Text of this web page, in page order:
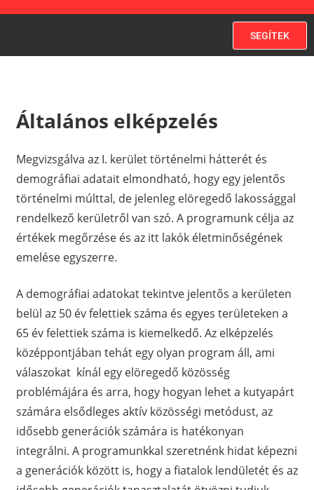
SEGÍTEK
Általános elképzelés
Megvizsgálva az I. kerület történelmi hátterét és
demográfiai adatait elmondható, hogy egy jelentős
történelmi múlttal, de jelenleg elöregedő lakossággal
rendelkező kerületről van szó. A programunk célja az
értékek megőrzése és az itt lakók életminőségének
emelése egyszerre.
A demográfiai adatokat tekintve jelentős a kerületen
belül az 50 év felettiek száma és egyes területeken a
65 év felettiek száma is kiemelkedő. Az elképzelés
középpontjában tehát egy olyan program áll, ami
válaszokat kínál egy elöregedő közösség
problémájára és arra, hogy hogyan lehet a kutyapárt
számára elsődleges aktív közösségi metódust, az
idősebb generációk számára is hatékonyan
integrálni. A programunkkal szeretnénk hidat képezni
a generációk között is, hogy a fiatalok lendületét és az